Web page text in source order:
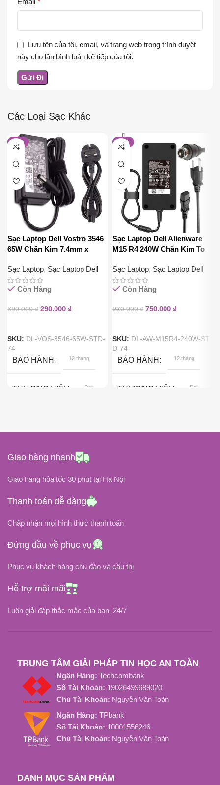
Email *
Lưu tên của tôi, email, và trang web trong trình duyệt
này cho lần bình luận kế tiếp của tôi.
Các Loại Sạc Khác
-26%
Sạc Laptop Dell Vostro 3546
65W Chân Kim 7.4mm x
Sạc Laptop, Sạc Laptop Dell
Còn Hàng
390.000₫ 290.000 ₫
SKU: DL-VOS-3546-65W-STD-
74
BẢO HÀNH 12 tháng
THƯƠNG HIỆU Dell
ĐIỆN ÁP ĐẦU VÀO
100V ~ 240V
DÒNG ĐIỆN 3.34A
-19%
Sạc Laptop Dell Alienware
M15 R4 240W Chân Kim To
Sạc Laptop, Sạc Laptop Dell
Còn Hàng
930.000₫ 750.000 ₫
SKU: DL-AW-M15R4-240W-ST
D-74
BẢO HÀNH 12 tháng
THƯƠNG HIỆU Dell
100V ~ 240V
Giao hàng nhanh
Giao hàng hỏa tốc 30 phút tại Hà Nội
Thanh toán dễ dàng
Chấp nhận mọi hình thức thanh toán
Đứng đầu về phục vụ
Phục vụ khách hàng chu đáo và cầu thị
Hỗ trợ mãi mãi
Luôn giải đáp thắc mắc của bạn, 24/7
TRUNG TÂM GIẢI PHÁP TIN HỌC AN TOÀN
Ngân Hàng: Techcombank
Số Tài Khoản: 19026499689020
Chủ Tài Khoản: Nguyễn Văn Toàn
Ngân Hàng: TPbank
Số Tài Khoản: 10001556246
Chủ Tài Khoản: Nguyễn Văn Toàn
DANH MỤC SẢN PHẨM